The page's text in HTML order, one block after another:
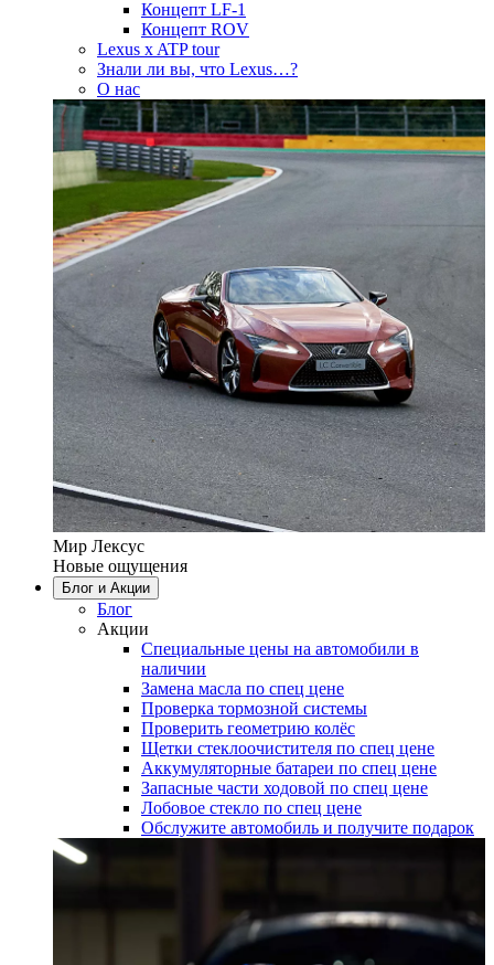
Концепт LF-1
Концепт ROV
Lexus x ATP tour
Знали ли вы, что Lexus…?
О нас
Мир Лексус
Новые ощущения
Блог и Акции
Блог
Акции
Специальные цены на автомобили в
наличии
Замена масла по спец цене
Проверка тормозной системы
Проверить геометрию колёс
Щетки стеклоочистителя по спец цене
Аккумуляторные батареи по спец цене
Запасные части ходовой по спец цене
Лобовое стекло по спец цене
Обслужите автомобиль и получите подарок